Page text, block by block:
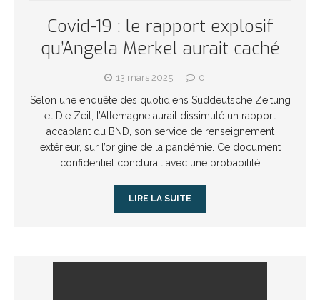
Covid-19 : le rapport explosif
qu’Angela Merkel aurait caché
13 mars 2025 0
Selon une enquête des quotidiens Süddeutsche Zeitung
et Die Zeit, l’Allemagne aurait dissimulé un rapport
accablant du BND, son service de renseignement
extérieur, sur l’origine de la pandémie. Ce document
confidentiel conclurait avec une probabilité
LIRE LA SUITE